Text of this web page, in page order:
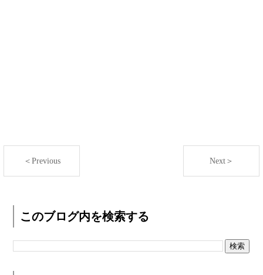
＜Previous Next＞
このブログ内を検索する